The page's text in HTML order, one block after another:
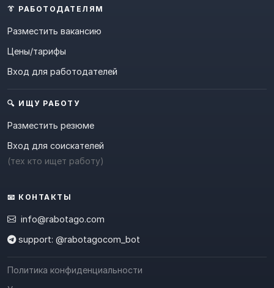
👔 РАБОТОДАТЕЛЯМ
Разместить вакансию
Цены/тарифы
Вход для работодателей
🔍 ИЩУ РАБОТУ
Разместить резюме
Вход для соискателей
(тех кто ищет работу)
📧 КОНТАКТЫ
info@rabotago.com
support: @rabotagocom_bot
Политика конфиденциальности